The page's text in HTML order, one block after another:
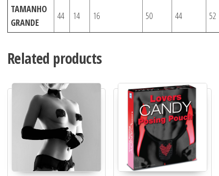
TAMANHO
GRANDE
44 14 16 50 44 52
Related products